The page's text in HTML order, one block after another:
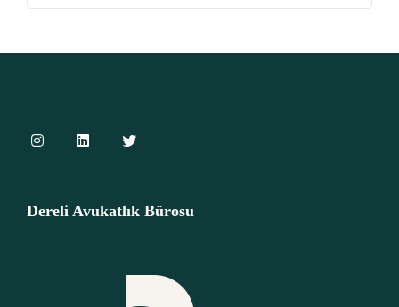
Dereli Avukatlık Bürosu